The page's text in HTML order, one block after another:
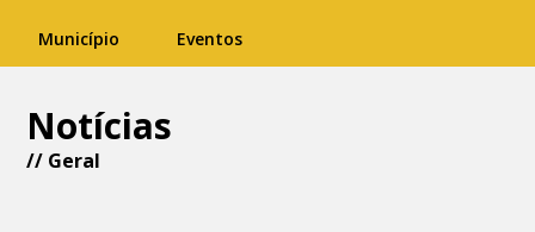
Município Eventos
Notícias
// Geral